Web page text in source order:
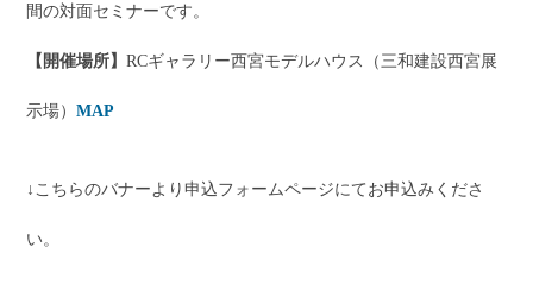
間の対面セミナーです。
【開催場所】RCギャラリー西宮モデルハウス（三和建設西宮展
示場）MAP
↓こちらのバナーより申込フォームページにてお申込みくださ
い。